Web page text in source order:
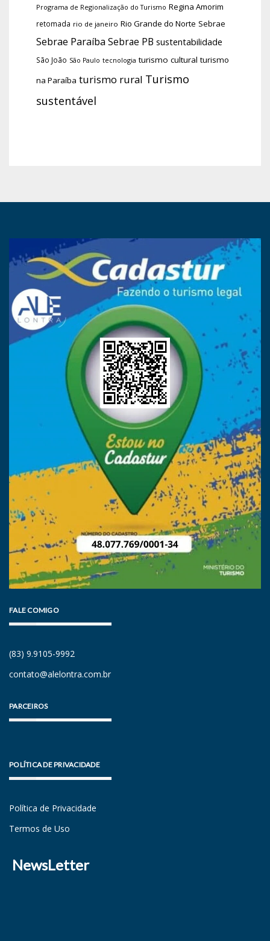
Programa de Regionalização do Turismo Regina Amorim
retomada rio de janeiro Rio Grande do Norte Sebrae
Sebrae Paraíba Sebrae PB sustentabilidade
São João São Paulo tecnologia turismo cultural turismo
na Paraíba turismo rural Turismo
sustentável
FALE COMIGO
(83) 9.9105-9992
contato@alelontra.com.br
PARCEIROS
POLÍTICA DE PRIVACIDADE
Política de Privacidade
Termos de Uso
NewsLetter